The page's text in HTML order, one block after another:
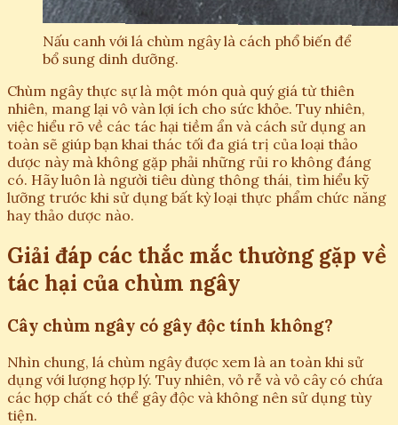
Nấu canh với lá chùm ngây là cách phổ biến để
bổ sung dinh dưỡng.
Chùm ngây thực sự là một món quà quý giá từ thiên
nhiên, mang lại vô vàn lợi ích cho sức khỏe. Tuy nhiên,
việc hiểu rõ về các tác hại tiềm ẩn và cách sử dụng an
toàn sẽ giúp bạn khai thác tối đa giá trị của loại thảo
dược này mà không gặp phải những rủi ro không đáng
có. Hãy luôn là người tiêu dùng thông thái, tìm hiểu kỹ
lưỡng trước khi sử dụng bất kỳ loại thực phẩm chức năng
hay thảo dược nào.
Giải đáp các thắc mắc thường gặp về
tác hại của chùm ngây
Cây chùm ngây có gây độc tính không?
Nhìn chung, lá chùm ngây được xem là an toàn khi sử
dụng với lượng hợp lý. Tuy nhiên, vỏ rễ và vỏ cây có chứa
các hợp chất có thể gây độc và không nên sử dụng tùy
tiện.